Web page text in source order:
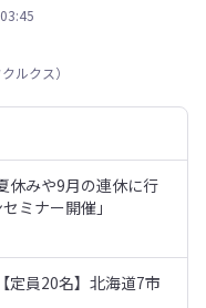
ルクス）
休みや9月の連休に行
ミナー開催」
定員20名】北海道7市